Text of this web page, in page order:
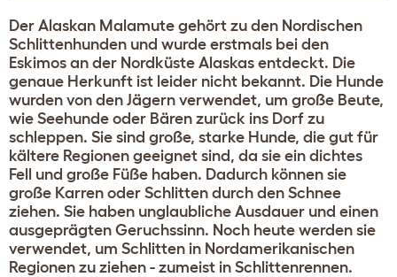
Der Alaskan Malamute gehört zu den Nordischen
Schlittenhunden und wurde erstmals bei den
Eskimos an der Nordküste Alaskas entdeckt. Die
genaue Herkunft ist leider nicht bekannt. Die Hunde
wurden von den Jägern verwendet, um große Beute,
wie Seehunde oder Bären zurück ins Dorf zu
schleppen. Sie sind große, starke Hunde, die gut für
kältere Regionen geeignet sind, da sie ein dichtes
Fell und große Füße haben. Dadurch können sie
große Karren oder Schlitten durch den Schnee
ziehen. Sie haben unglaubliche Ausdauer und einen
ausgeprägten Geruchssinn. Noch heute werden sie
verwendet, um Schlitten in Nordamerikanischen
Regionen zu ziehen - zumeist in Schlittenrennen.